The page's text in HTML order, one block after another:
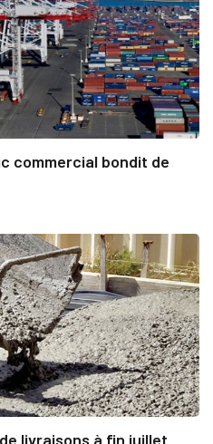
commercial bondit de
livraisons à fin juillet